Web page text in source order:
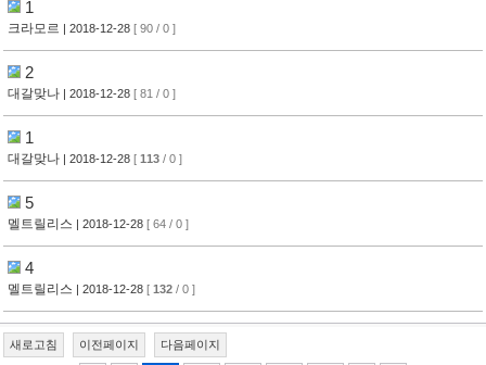
1
크라모르 | 2018-12-28 [ 90 / 0 ]
2
대갈맞나 | 2018-12-28 [ 81 / 0 ]
1
대갈맞나 | 2018-12-28 [ 113 / 0 ]
5
멜트릴리스 | 2018-12-28 [ 64 / 0 ]
4
멜트릴리스 | 2018-12-28 [ 132 / 0 ]
새로고침 이전페이지 다음페이지